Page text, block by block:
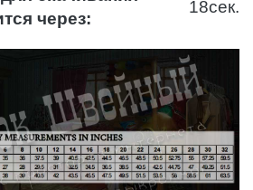
через:
18сек.